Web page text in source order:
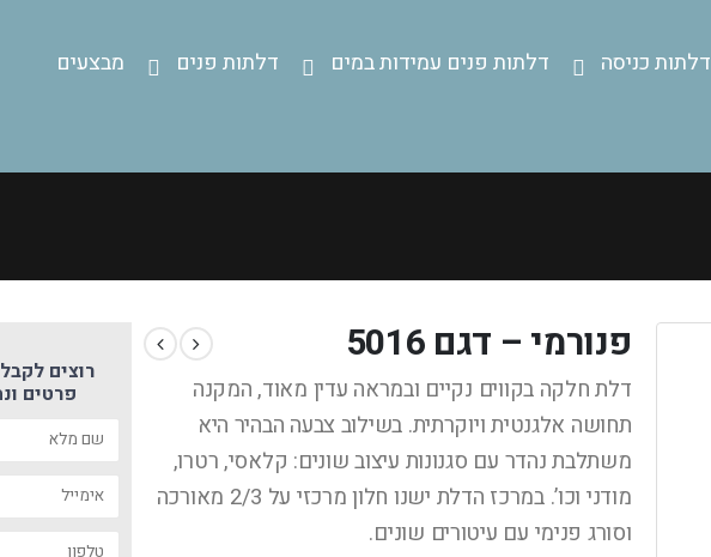
דלתות כניסה דלתות פנים עמידות במים דלתות פנים
מבצעים
פנורמי – דגם 5016
דלת חלקה בקווים נקיים ובמראה עדין מאוד, המקנה
תחושה אלגנטית ויוקרתית. בשילוב צבעה הבהיר היא
משתלבת נהדר עם סגנונות עיצוב שונים: קלאסי, רטרו,
מודני וכו’. במרכז הדלת ישנו חלון מרכזי על 2/3 מאורכה
וסורג פנימי עם עיטורים שונים.
רוצים
פרטים